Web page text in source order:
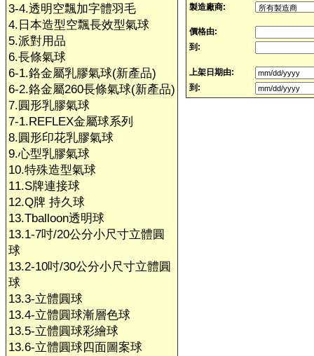
3-4.透明空飄加字體羽毛
4.日本造型空飄長效型氣球
5.派對用品
6.長條氣球
6-1.鉻金屬乳膠氣球(新產品)
6-2.鉻金屬260長條氣球(新產品)
7.圓形乳膠氣球
7-1.REFLEX金屬球系列
8.圓形印花乳膠氣球
9.心型乳膠氣球
10.特殊造型氣球
11.S牌連接球
12.Q牌 持久球
13.Tballoon透明球
13.1-7吋/20公分小尺寸立體圓
球
13.2-10吋/30公分小尺寸立體圓
球
13.3-立體圓球
13.4-立體圓球漸層色球
13.5-立體圓球彩繪球
13.6-立體圓球四面圖案球
製造廠商:
價格由:
到:
上架日期由:
到: